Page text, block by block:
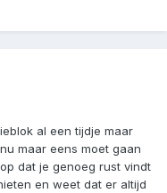
al een tijdje maar
maar eens moet gaan
dat je genoeg rust vindt
en weet dat er altijd